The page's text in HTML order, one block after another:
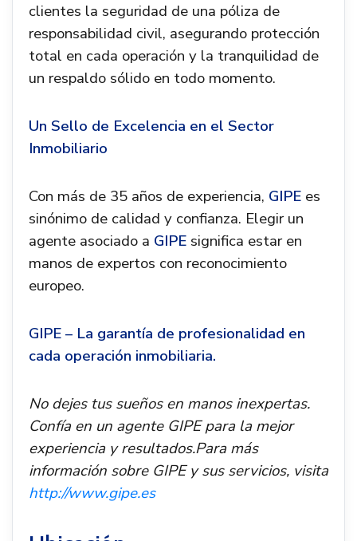
clientes la seguridad de una póliza de
responsabilidad civil, asegurando protección
total en cada operación y la tranquilidad de
un respaldo sólido en todo momento.
Un Sello de Excelencia en el Sector
Inmobiliario
Con más de 35 años de experiencia, GIPE es
sinónimo de calidad y confianza. Elegir un
agente asociado a GIPEsignifica estar en
manos de expertos con reconocimiento
europeo.
GIPE – La garantía de profesionalidad en
cada operación inmobiliaria.
No dejes tus sueños en manos inexpertas.
Confía en un agente GIPE para la mejor
experiencia y resultados.Para más
información sobre GIPE y sus servicios, visita
http://www.gipe.es